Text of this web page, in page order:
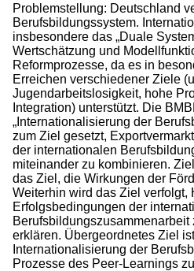
Studium
Problemstellung: Deutschland
Berufsbildungssystem.
insbesondere das „Duale
Wertschätzung und
Reformprozesse, da es in
Erreichen verschiedener Ziele
Jugendarbeitslosigkeit, hohe
Integration) unterstützt. Die
„Internationalisierung der
zum Ziel gesetzt,
der internationalen
miteinander zu kombinieren.
das Ziel, die Wirkungen der
Weiterhin wird das Ziel verfolgt,
Erfolgsbedingungen der
Berufsbildungszusammenarbeit
erklären. Übergeordnetes Ziel
Internationalisierung der
Prozesse des Peer-Learnings